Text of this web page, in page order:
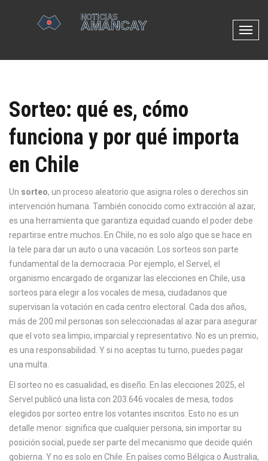
N
v
e
p
a
l
Sorteo: qué es, cómo
funciona y por qué importa
en Chile
Un sorteo, un proceso aleatorio que asigna roles o derechos sin
intervención humana . También conocido como extracción al azar,
es una herramienta que garantiza equidad cuando el poder debe
repartirse entre muchos. En Chile, no es solo algo que se hace en
la tele para dar un auto o una vacación. Los sorteos son parte
fundamental de la democracia. Por ejemplo, el Servel , el
organismo encargado de organizar las elecciones en Chile, usa
sorteos para elegir a los vocales de mesa, ciudadanos que
supervisan la votación en cada centro electoral
. Cada dos años,
más de 200 mil personas son seleccionadas al azar para asegurar
que el voto sea limpio, imparcial y representativo. No es un premio,
es una responsabilidad. Y si no aceptas tu turno, puedes pagar
una multa.
El sorteo no es casualidad, es diseño. En las elecciones 2025, el
Servel publicó una lista con 203.646 vocales de mesa, todos
elegidos por sorteo entre los votantes inscritos. Esto no es un
detalle menor: significa que cualquier persona, sin importar su
posición social, puede ser parte del mecanismo que decide quién
gobierna. Y no es solo en Chile. En países como Bélgica o Australia,